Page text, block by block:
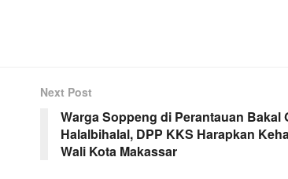
Next Post
Warga Soppeng di Perantauan Bakal
Halalbihalal, DPP KKS Harapkan
Wali Kota Makassar